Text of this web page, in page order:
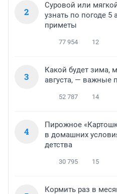
2
Суровой или
узнать по погоде
приметы
77 954 12
3
Какой будет зима,
августа, — важные
52 787 14
4
Пирожное
в домашних
детства
30 795 15
Кормить раз в